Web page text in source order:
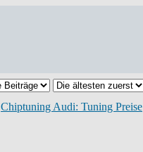
Chiptuning Audi: Tuning Preise